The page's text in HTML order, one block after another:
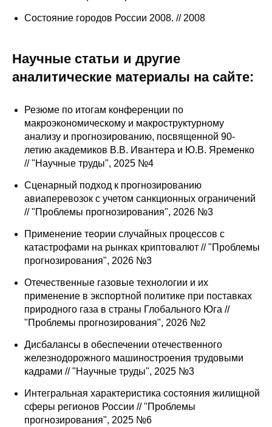
Состояние городов России 2008. // 2008
Научные статьи и другие
аналитические материалы на сайте:
Резюме по итогам конференции по
макроэкономическому и макроструктурному
анализу и прогнозированию, посвященной 90-
летию академиков В.В. Ивантера и Ю.В. Яременко
// "Научные труды", 2025 №4
Сценарный подход к прогнозированию
авиаперевозок с учетом санкционных ограничений
// "Проблемы прогнозирования", 2026 №3
Применение теории случайных процессов с
катастрофами на рынках криптовалют // "Проблемы
прогнозирования", 2026 №3
Отечественные газовые технологии и их
применение в экспортной политике при поставках
природного газа в страны Глобального Юга //
"Проблемы прогнозирования", 2026 №2
Дисбалансы в обеспечении отечественного
железнодорожного машиностроения трудовыми
кадрами // "Научные труды", 2025 №3
Интегральная характеристика состояния жилищной
сферы регионов России // "Проблемы
прогнозирования", 2025 №6